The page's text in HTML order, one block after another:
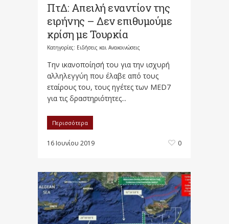
ΠτΔ: Απειλή εναντίον της
ειρήνης – Δεν επιθυμούμε
κρίση με Τουρκία
Κατηγορίες: Ειδήσεις και Ανακοινώσεις
Την ικανοποίησή του για την ισχυρή
αλληλεγγύη που έλαβε από τους
εταίρους του, τους ηγέτες των MED7
για τις δραστηριότητες...
Περισσότερα
16 Ιουνίου 2019 0